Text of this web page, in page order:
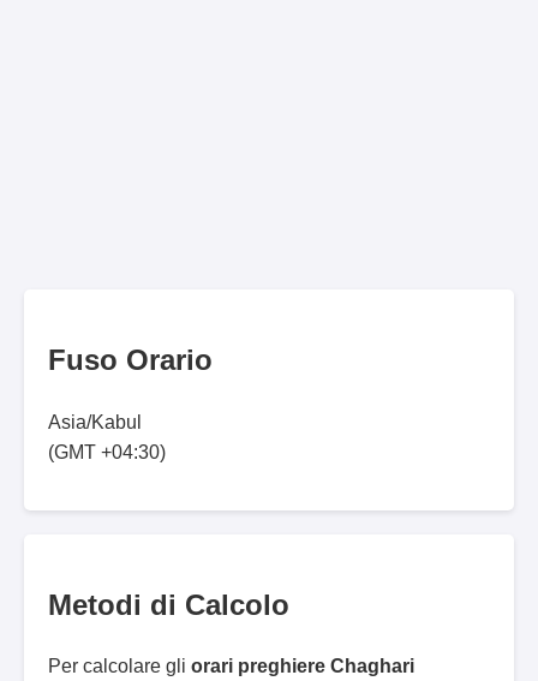
Fuso Orario
Asia/Kabul
(GMT +04:30)
Metodi di Calcolo
Per calcolare gli orari preghiere Chaghari